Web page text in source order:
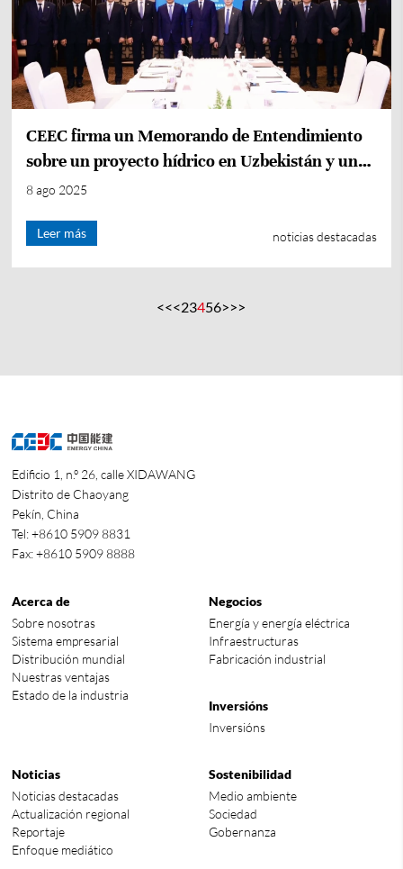
CEEC firma un Memorando de Entendimiento
sobre un proyecto hídrico en Uzbekistán y un
Contrato EPC para un proyecto de
8 ago 2025
Leer más noticias destacadas
<<<23456>>>
Edificio 1, n.º 26, calle XIDAWANG
Distrito de Chaoyang
Pekín, China
Tel: +8610 5909 8831
Fax: +8610 5909 8888
Acerca de
Sobre nosotras
Sistema empresarial
Distribución mundial
Nuestras ventajas
Estado de la industria
Negocios
Energía y energía eléctrica
Infraestructuras
Fabricación industrial
Inversións
Inversións
Noticias
Noticias destacadas
Actualización regional
Reportaje
Enfoque mediático
Sostenibilidad
Medio ambiente
Sociedad
Gobernanza